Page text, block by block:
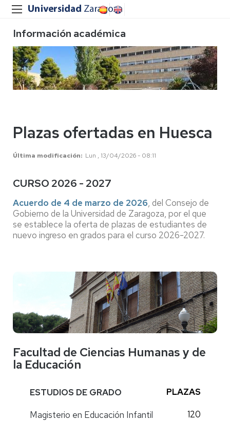
Información académica
Plazas ofertadas en Huesca
Última modificación Lun , 13/04/2026 - 08:11
CURSO 2026 - 2027
Acuerdo de 4 de marzo de 2026, del Consejo de
Gobierno de la Universidad de Zaragoza, por el que
se establece la oferta de plazas de estudiantes de
nuevo ingreso en grados para el curso 2026-2027.
Facultad de Ciencias Humanas y de
la Educación
ESTUDIOS DE GRADO PLAZAS
Magisterio en Educación Infantil 120